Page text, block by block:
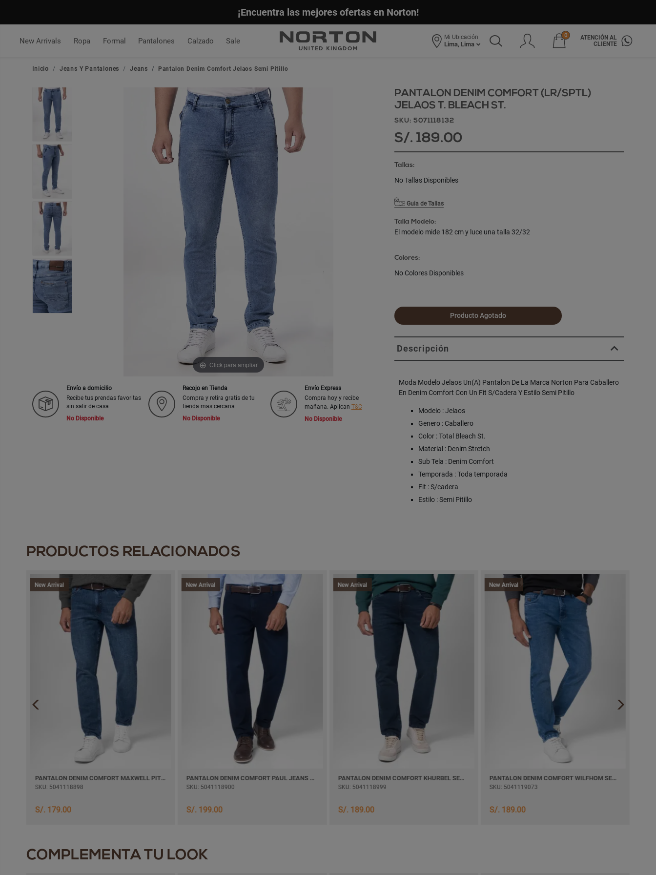
¡Encuentra las mejores ofertas en Norton!
New Arrivals Ropa Formal Pantalones Calzado Sale Mi Ubicación
Lima, Lima
0
ATENCIÓN AL
CLIENTE
Inicio Jeans Y Pantalones Jeans Pantalon Denim Comfort Jelaos Semi Pitillo
Click para ampliar
Envío a domicilio
Recibe tus prendas favoritas
sin salir de casa
No Disponible
Recojo en Tienda
Compra y retira gratis de tu
tienda mas cercana
No Disponible
Envío Express
Compra hoy y recibe
mañana. Aplican T&C
No Disponible
PANTALON DENIM COMFORT (LR/SPTL)
JELAOS T. BLEACH ST.
SKU: 5071118132
S/. 189.00
Tallas:
No Tallas Disponibles
Guia de Tallas
Talla Modelo:
El modelo mide 182 cm y luce una talla 32/32
Colores:
No Colores Disponibles
Producto Agotado
Descripción
Moda Modelo Jelaos Un(A) Pantalon De La Marca Norton Para Caballero
En Denim Comfort Con Un Fit S/Cadera Y Estilo Semi Pitillo
Modelo : Jelaos
Genero : Caballero
Color : Total Bleach St.
Material : Denim Stretch
Sub Tela : Denim Comfort
Temporada : Toda temporada
Fit : S/cadera
Estilo : Semi Pitillo
PRODUCTOS RELACIONADOS
New Arrival
PANTALON DENIM COMFORT MAXWELL PITILLO
SKU: 5041118898
S/. 179.00
New Arrival
PANTALON DENIM COMFORT PAUL JEANS SEMI PITILLO
SKU: 5041118900
S/. 199.00
New Arrival
PANTALON DENIM COMFORT KHURBEL SEMI PITILLO
SKU: 5041118999
S/. 189.00
New Arrival
PANTALON DENIM COMFORT WILFHOM SEMI PITILLO
SKU: 5041119073
S/. 189.00
COMPLEMENTA TU LOOK